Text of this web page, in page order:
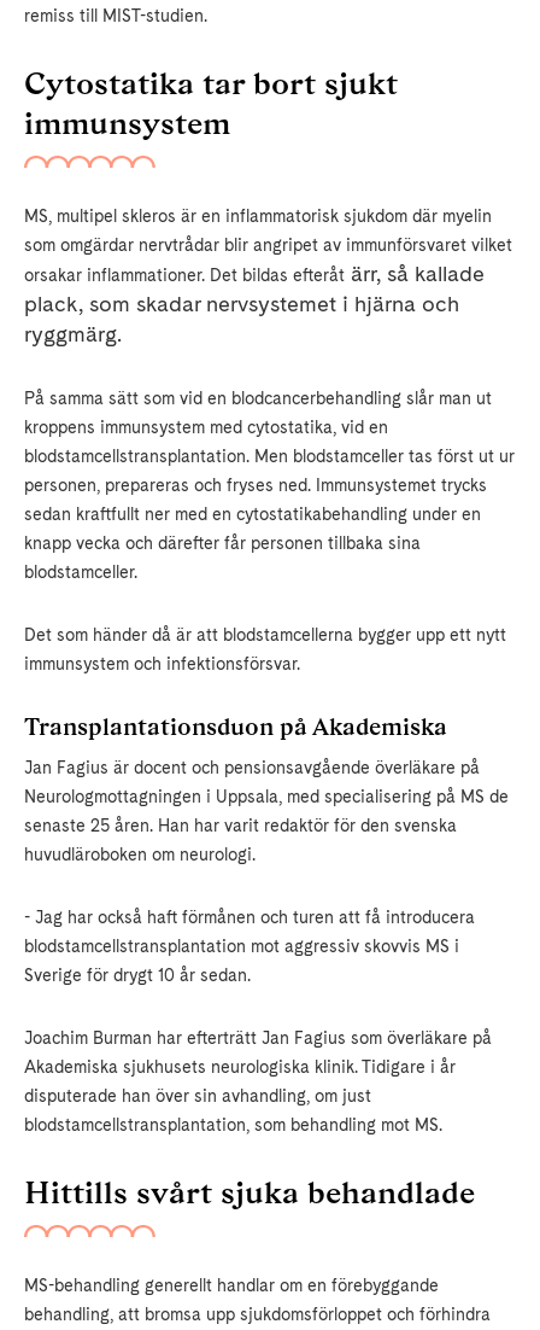
remiss till MIST-studien.
Cytostatika tar bort sjukt
immunsystem
MS, multipel skleros är en inflammatorisk sjukdom där myelin
som omgärdar nervtrådar blir angripet av immunförsvaret vilket
orsakar inflammationer. Det bildas efteråt ärr, så kallade
plack, som skadar nervsystemet i hjärna och
ryggmärg.
På samma sätt som vid en blodcancerbehandling slår man ut
kroppens immunsystem med cytostatika, vid en
blodstamcellstransplantation. Men blodstamceller tas först ut ur
personen, prepareras och fryses ned. Immunsystemet trycks
sedan kraftfullt ner med en cytostatikabehandling under en
knapp vecka och därefter får personen tillbaka sina
blodstamceller.
Det som händer då är att blodstamcellerna bygger upp ett nytt
immunsystem och infektionsförsvar.
Transplantationsduon på Akademiska
Jan Fagius är docent och pensionsavgående överläkare på
Neurologmottagningen i Uppsala, med specialisering på MS de
senaste 25 åren. Han har varit redaktör för den svenska
huvudläroboken om neurologi.
- Jag har också haft förmånen och turen att få introducera
blodstamcellstransplantation mot aggressiv skovvis MS i
Sverige för drygt 10 år sedan.
Joachim Burman har efterträtt Jan Fagius som överläkare på
Akademiska sjukhusets neurologiska klinik. Tidigare i år
disputerade han över sin avhandling, om just
blodstamcellstransplantation, som behandling mot MS.
Hittills svårt sjuka behandlade
MS-behandling generellt handlar om en förebyggande
behandling, att bromsa upp sjukdomsförloppet och förhindra